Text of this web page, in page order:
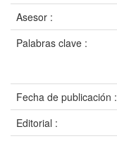
Asesor :
Palabras clave :
Fecha de publicación :
Editorial :